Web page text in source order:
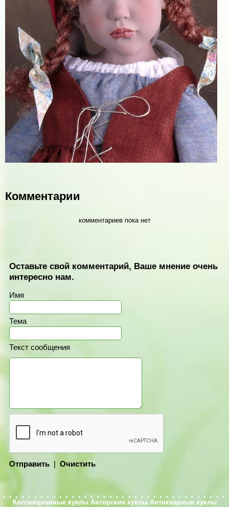
Комментарии
комментариев пока нет
Оставьте свой комментарий, Ваше мнение очень
интересно нам.
Имя
Тема
Текст сообщения
Отправить | Очистить
Коллекционные куклы Авторские куклы Антикварные куклы